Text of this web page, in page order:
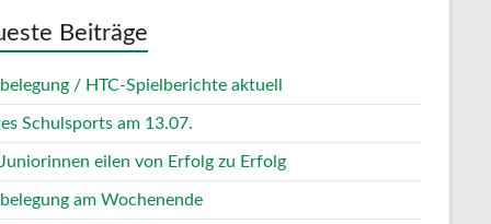
Beiträge
/ HTC-Spielberichte aktuell
Schulsports am 13.07.
eilen von Erfolg zu Erfolg
am Wochenende